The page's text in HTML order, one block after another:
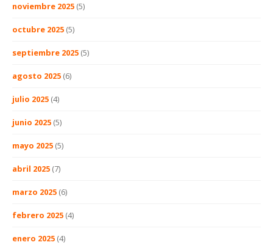
noviembre 2025 (5)
octubre 2025 (5)
septiembre 2025 (5)
agosto 2025 (6)
julio 2025 (4)
junio 2025 (5)
mayo 2025 (5)
abril 2025 (7)
marzo 2025 (6)
febrero 2025 (4)
enero 2025 (4)